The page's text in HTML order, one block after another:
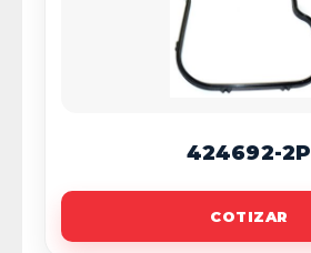
424692-2P
COTIZAR